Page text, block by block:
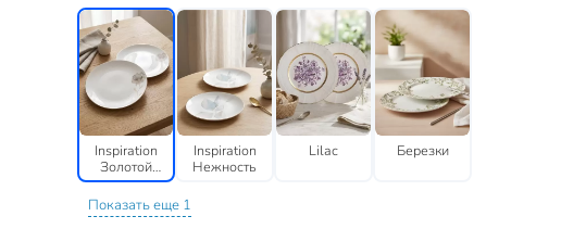
Inspiration
Золотой
цветок
Inspiration
Нежность
Lilac Березки
Показать еще 1